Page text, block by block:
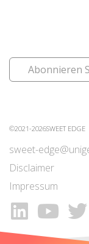
Abonnieren
©2021-2026SWEET EDGE
sweet-
Disclaimer
Impressum